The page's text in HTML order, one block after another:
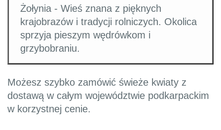
Żołynia - Wieś znana z pięknych
krajobrazów i tradycji rolniczych. Okolica
sprzyja pieszym wędrówkom i
grzybobraniu.
Możesz szybko zamówić świeże kwiaty z
dostawą w całym województwie podkarpackim
w korzystnej cenie.